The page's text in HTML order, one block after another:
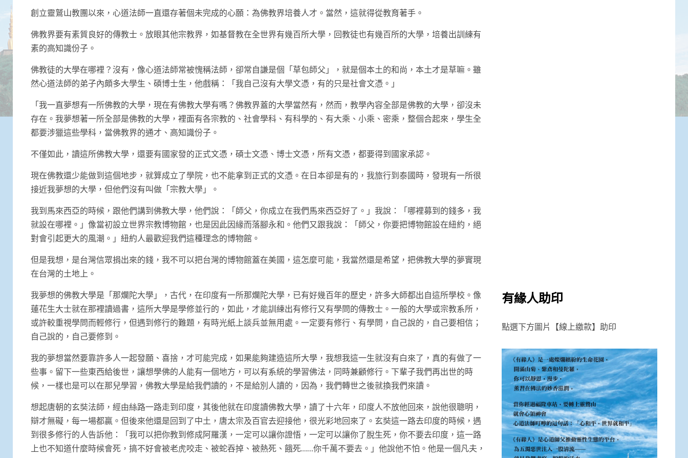
創立靈鷲山教團以來，心道法師一直還存著個未完成的心願：為佛教界培養人才。當然，這就得從教育著手。
佛教界要有素質良好的傳教士。放眼其他宗教界，如基督教在全世界有幾百所大學，回教徒也有幾百所的大學，培養出訓練有
素的高知識份子。
佛教徒的大學在哪裡？沒有，像心道法師常被愧稱法師，卻常自謙是個「草包師父」，就是個本土的和尚，本土才是草嘛。雖
然心道法師的弟子內頗多大學生、碩博士生，他戲稱：「我自己沒有大學文憑，有的只是社會文憑。」
「我一直夢想有一所佛教的大學，現在有佛教大學有嗎？佛教界蓋的大學當然有，然而，教學內容全部是佛教的大學，卻沒未
存在。我夢想著一所全部是佛教的大學，裡面有各宗教的、社會學科、有科學的、有大乘、小乘、密乘，整個合起來，學生全
都要涉獵這些學科，當佛教界的通才、高知識份子。
不僅如此，讀這所佛教大學，還要有國家發的正式文憑，碩士文憑、博士文憑，所有文憑，都要得到國家承認。
現在佛教還少能做到這個地步，就算成立了學院，也不能拿到正式的文憑。在日本卻是有的，我旅行到泰國時，發現有一所很
接近我夢想的大學，但他們沒有叫做「宗教大學」。
我到馬來西亞的時候，跟他們講到佛教大學，他們說：「師父，你成立在我們馬來西亞好了。」我說：「哪裡募到的錢多，我
就設在哪裡。」像當初設立世界宗教博物館，也是因此因緣而落腳永和。他們又跟我說：「師父，你要把博物館設在紐約，絕
對會引起更大的風潮。」紐約人最歡迎我們這種理念的博物館。
但是我想，是台灣信眾捐出來的錢，我不可以把台灣的博物館蓋在美國，這怎麼可能，我當然還是希望，把佛教大學的夢實現
在台灣的土地上。
我夢想的佛教大學是「那爛陀大學」，古代，在印度有一所那爛陀大學，已有好幾百年的歷史，許多大師都出自這所學校。像
蓮花生大士就在那裡讀過書，這所大學是學修並行的，如此，才能訓練出有修行又有學問的傳教士。一般的大學或宗教系所，
或許較重視學問而輕修行，但遇到修行的難題，有時光紙上談兵並無用處。一定要有修行、有學問，自己說的，自己要相信；
自己說的，自己要修到。
我的夢想當然要靠許多人一起發願、喜捨，才可能完成，如果能夠建造這所大學，我想我這一生就沒有白來了，真的有做了一
些事。留下一些東西給後世，讓想學佛的人能有一個地方，可以有系統的學習佛法，同時兼顧修行。下輩子我們再出世的時
候，一樣也是可以在那兒學習，佛教大學是給我們讀的，不是給別人讀的，因為，我們轉世之後就換我們來讀。
想起唐朝的玄奘法師，經由絲路一路走到印度，其後他就在印度讀佛教大學，讀了十六年，印度人不放他回來，說他很聰明，
辯才無礙，每一場都贏。但後來他還是回到了中土，唐太宗及百官去迎接他，很光彩地回來了。玄奘這一路去印度的時候，遇
到很多修行的人告訴他：「我可以把你教到修成阿羅漢，一定可以讓你證悟，一定可以讓你了脫生死，你不要去印度，這一路
上也不知道什麼時候會死，搞不好會被老虎咬走、被蛇吞掉、被熱死、餓死……你千萬不要去。」他說他不怕。他是一個凡夫，
有緣人助印
點選下方圖片【線上繳款】助印